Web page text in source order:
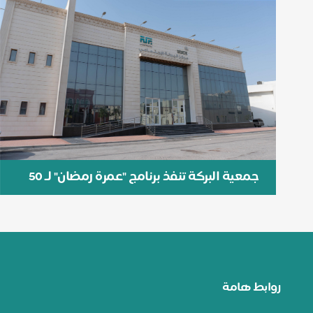
جمعية البركة تنفذ برنامج "عمرة رمضان" لـ 50
مستفيدًا ضمن جهودها الخيرية
روابط هامة